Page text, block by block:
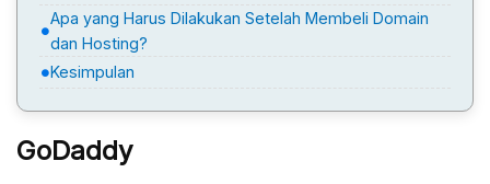
Apa yang Harus Dilakukan Setelah Membeli Domain
dan Hosting?
Kesimpulan
GoDaddy